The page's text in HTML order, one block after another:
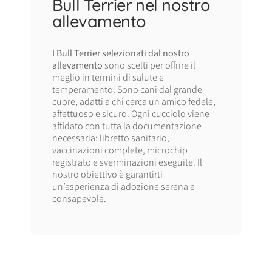
Bull Terrier nel nostro
allevamento
I Bull Terrier selezionati dal nostro
allevamento sono scelti per offrire il
meglio in termini di salute e
temperamento. Sono cani dal grande
cuore, adatti a chi cerca un amico fedele,
affettuoso e sicuro. Ogni cucciolo viene
affidato con tutta la documentazione
necessaria: libretto sanitario,
vaccinazioni complete, microchip
registrato e sverminazioni eseguite. Il
nostro obiettivo è garantirti
un’esperienza di adozione serena e
consapevole.